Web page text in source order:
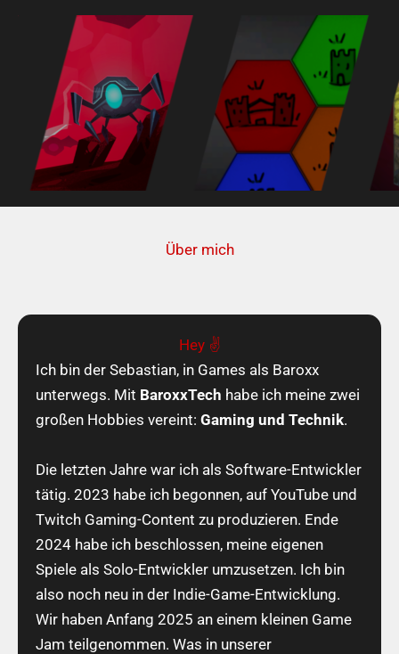
Über mich
Hey ✌️
Ich bin der Sebastian, in Games als Baroxx
unterwegs. Mit BaroxxTech habe ich meine zwei
großen Hobbies vereint: Gaming und Technik.
Die letzten Jahre war ich als Software-Entwickler
tätig. 2023 habe ich begonnen, auf YouTube und
Twitch Gaming-Content zu produzieren. Ende
2024 habe ich beschlossen, meine eigenen
Spiele als Solo-Entwickler umzusetzen. Ich bin
also noch neu in der Indie-Game-Entwicklung.
Wir haben Anfang 2025 an einem kleinen Game
Jam teilgenommen. Was in unserer